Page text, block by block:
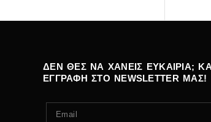
ΔΕΝ ΘΕΣ ΝΑ ΧΑΝΕΙΣ ΕΥΚΑΙΡΙΑ;
ΕΓΓΡΑΦΗ ΣΤΟ NEWSLETTER ΜΑΣ!